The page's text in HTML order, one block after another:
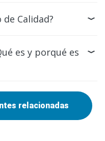
Calidad?
es y porqué es
relacionadas